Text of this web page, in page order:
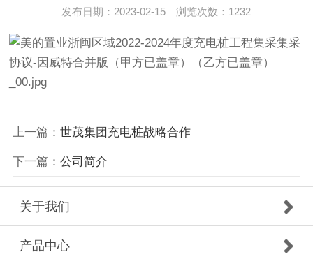
发布日期：2023-02-15 浏览次数： 1232
上一篇： 世茂集团充电桩战略合作
下一篇： 公司简介
关于我们
产品中心